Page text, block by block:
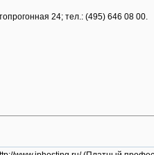
24; тел.: (495) 646 08 00.